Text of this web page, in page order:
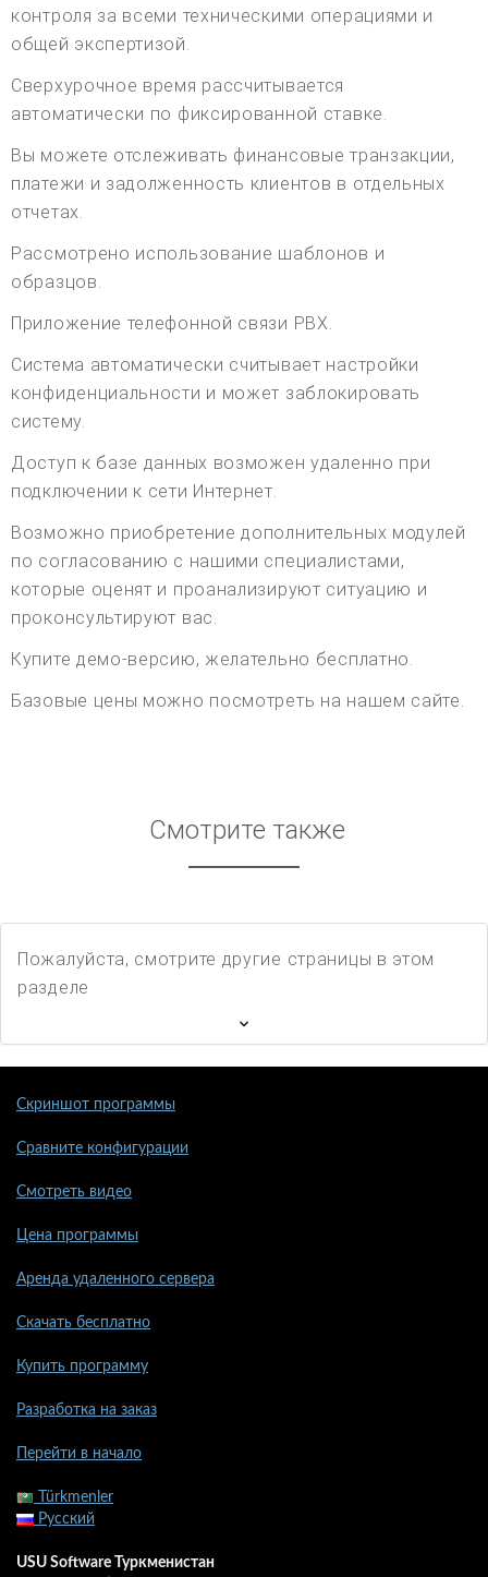
контроля за всеми техническими операциями и
общей экспертизой.
Сверхурочное время рассчитывается
автоматически по фиксированной ставке.
Вы можете отслеживать финансовые транзакции,
платежи и задолженность клиентов в отдельных
отчетах.
Рассмотрено использование шаблонов и
образцов.
Приложение телефонной связи PBX.
Система автоматически считывает настройки
конфиденциальности и может заблокировать
систему.
Доступ к базе данных возможен удаленно при
подключении к сети Интернет.
Возможно приобретение дополнительных модулей
по согласованию с нашими специалистами,
которые оценят и проанализируют ситуацию и
проконсультируют вас.
Купите демо-версию, желательно бесплатно.
Базовые цены можно посмотреть на нашем сайте.
Смотрите также
Пожалуйста, смотрите другие страницы в этом
разделе
Скриншот программы
Сравните конфигурации
Смотреть видео
Цена программы
Аренда удаленного сервера
Скачать бесплатно
Купить программу
Разработка на заказ
Перейти в начало
Türkmenler
Русский
USU Software Туркменистан